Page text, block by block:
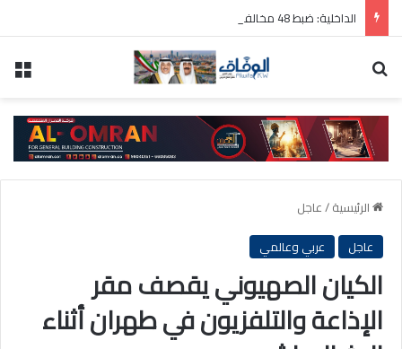
الداخلية: ضبط 48 مخالفاً لقانوني العمل والإقامة
الرئيسية/عاجل
عاجل
عربي وعالمي
الكيان الصهيوني يقصف مقر
الإذاعة والتلفزيون في طهران أثناء